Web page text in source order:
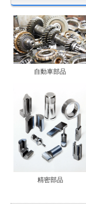
自動車部品
精密部品